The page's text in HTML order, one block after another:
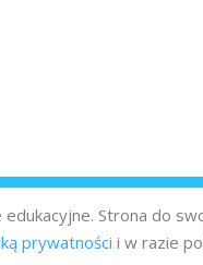
Strona do
prywatności i w razie